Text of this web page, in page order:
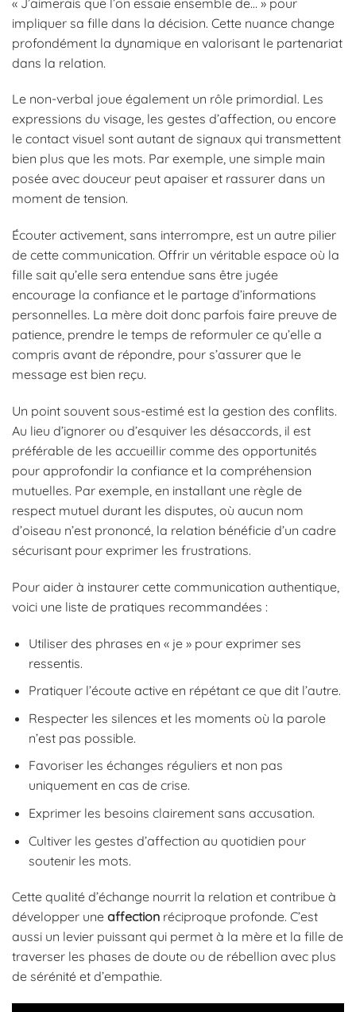
impliquer sa fille dans la décision. Cette nuance change
profondément la dynamique en valorisant le partenariat
dans la relation.
Le non-verbal joue également un rôle primordial. Les
expressions du visage, les gestes d’affection, ou encore
le contact visuel sont autant de signaux qui transmettent
bien plus que les mots. Par exemple, une simple main
posée avec douceur peut apaiser et rassurer dans un
moment de tension.
Écouter activement, sans interrompre, est un autre pilier
de cette communication. Offrir un véritable espace où la
fille sait qu’elle sera entendue sans être jugée
encourage la confiance et le partage d’informations
personnelles. La mère doit donc parfois faire preuve de
patience, prendre le temps de reformuler ce qu’elle a
compris avant de répondre, pour s’assurer que le
message est bien reçu.
Un point souvent sous-estimé est la gestion des conflits.
Au lieu d’ignorer ou d’esquiver les désaccords, il est
préférable de les accueillir comme des opportunités
pour approfondir la confiance et la compréhension
mutuelles. Par exemple, en installant une règle de
respect mutuel durant les disputes, où aucun nom
d’oiseau n’est prononcé, la relation bénéficie d’un cadre
sécurisant pour exprimer les frustrations.
Pour aider à instaurer cette communication authentique,
voici une liste de pratiques recommandées :
Utiliser des phrases en « je » pour exprimer ses
ressentis.
Pratiquer l’écoute active en répétant ce que dit l’autre.
Respecter les silences et les moments où la parole
n’est pas possible.
Favoriser les échanges réguliers et non pas
uniquement en cas de crise.
Exprimer les besoins clairement sans accusation.
Cultiver les gestes d’affection au quotidien pour
soutenir les mots.
Cette qualité d’échange nourrit la relation et contribue à
développer une affection réciproque profonde. C’est
aussi un levier puissant qui permet à la mère et la fille de
traverser les phases de doute ou de rébellion avec plus
de sérénité et d’empathie.